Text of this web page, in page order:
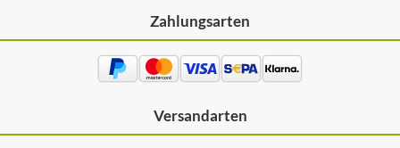
Zahlungsarten
Versandarten